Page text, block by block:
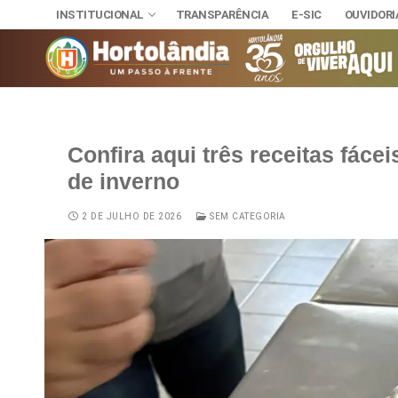
INSTITUCIONAL TRANSPARÊNCIA E-SIC
INSTITUCIONAL
Assuntos
Cultura
Esporte e
HINO,
Downloads
Notícias
DIÁRIO OFICIAL
LEIS MUNICIPAIS
Confira aqui três receitas
de inverno
2 DE JULHO DE 2026 SEM CATEGORIA